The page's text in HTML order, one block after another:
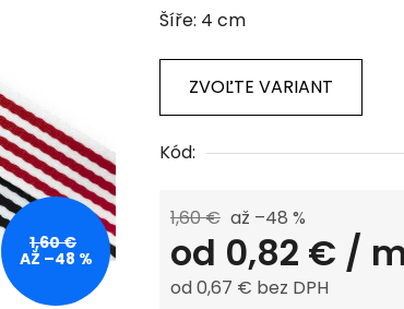
0,0
z
hviezdičiek.
Šíře: 4 cm
ZVOĽTE VARIANT
Kód:
1,60 € až –48 %
od 0,82 € /
od0,67 € bez DPH
1,60 €
AŽ –48 %